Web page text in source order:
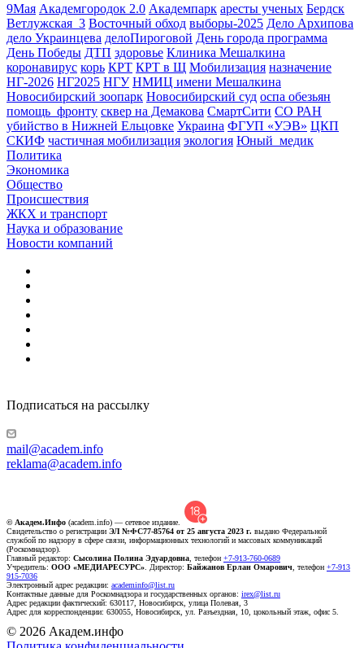
9Мая Академгородок 2.0 Академпарк аресты ученых Бердск
Ветлужская_3 Восточный обход выборы-2025 Дело Архипова
дело Украинцева делоПироговой День города программа
День Победы ДТП здоровье Клиника Мешалкина
коронавирус корь КРТ КРТ в Щ Мобилизация назначение
НГ-2026 НГ2025 НГУ НМИЦ имени Мешалкина
Новосибирский зоопарк Новосибирский суд оспа обезьян
помощь_фронту сквер на Демакова СмартСити СО РАН
убийство в Нижней Ельцовке Украина ФГУП «УЭВ» ЦКП
СКИФ частичная мобилизация экология Юный_медик
Политика
Экономика
Общество
Происшествия
ЖКХ и транспорт
Наука и образование
Новости компаний
Подписаться на рассылку
mail@academ.info
reklama@academ.info
© Академ.Инфо (academ.info) — сетевое издание.
Свидетельство о регистрации ЭЛ №ФС77-85764 от 25 августа 2023 г. выдано Федеральной
службой по надзору в сфере связи, информационных технологий и массовых коммуникаций
(Роскомнадзор).
Главный редактор: Сысолина Полина Эдуардовна , телефон +7-913-760-0689
Учредитель: ООО «МЕДИАРЕСУРС» . Директор: Байжанов Ерлан Омарович , телефон +7-913
915-7036
Электронный адрес редакции: academinfo@list.ru
Контактные данные для Роскомнадзора и государственных органов: irex@list.ru
Адрес редакции фактический: 630117, Новосибирск, улица Полевая, 3
Адрес для корреспонденции: 630055, Новосибирск, ул. Разъездная, 10, цокольный этаж, офис 5.
© 2026 Академ.инфо